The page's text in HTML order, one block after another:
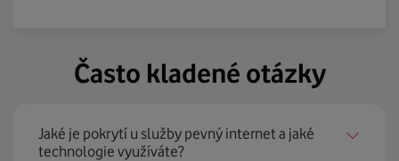
Často kladené otázky
Jaké je pokrytí u služby pevný internet a jaké
technologie využíváte?